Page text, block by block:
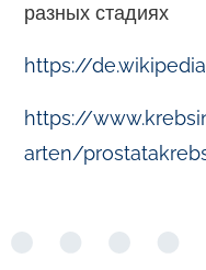
разных стадиях
https://
https://
arten/